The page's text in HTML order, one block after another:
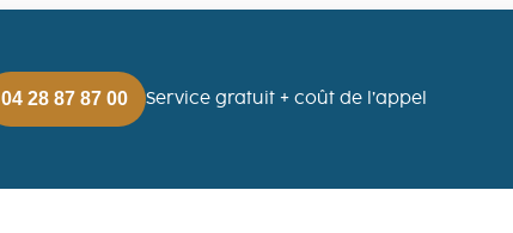
04 28 87 87 00 Service gratuit + coût de l’appel